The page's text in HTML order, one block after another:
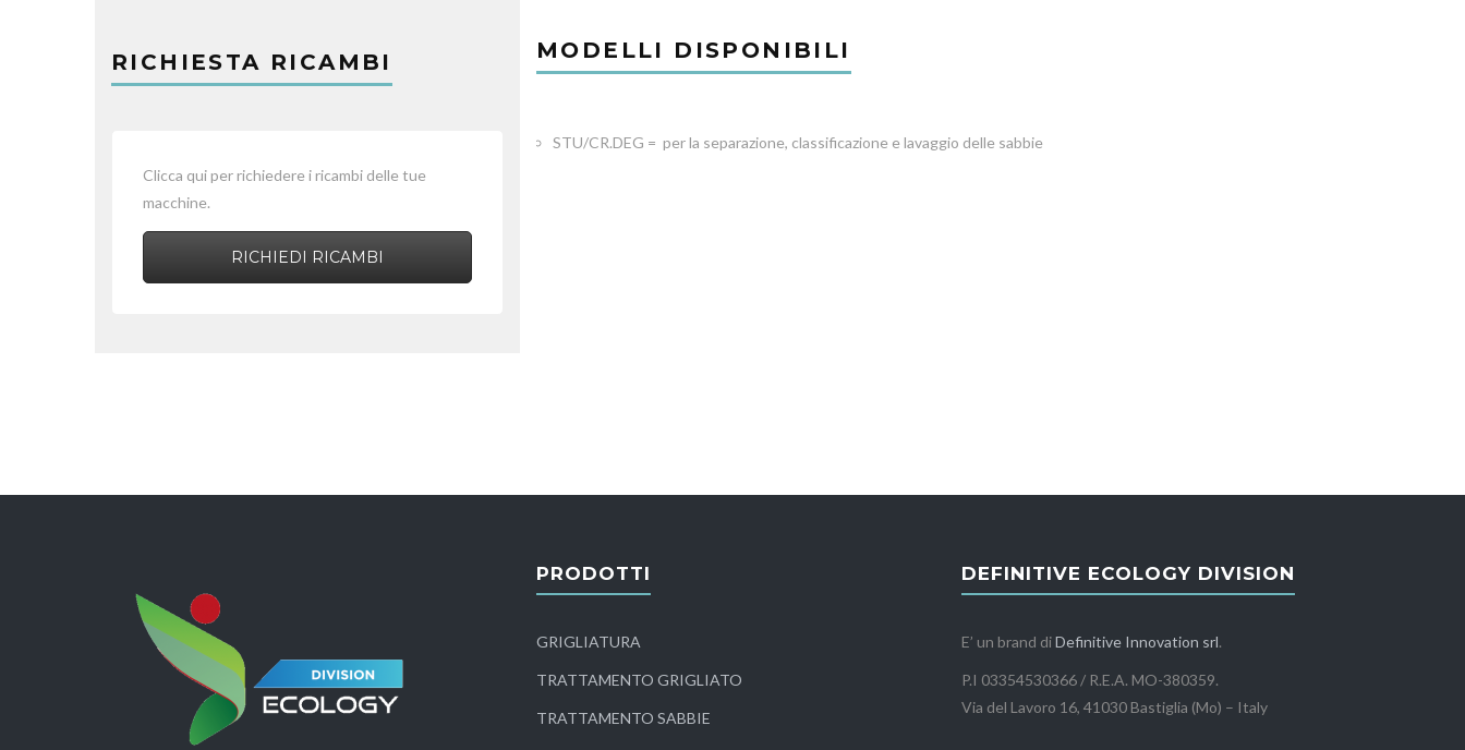
RICHIESTA RICAMBI
Clicca qui per richiedere i ricambi delle tue
macchine.
RICHIEDI RICAMBI
MODELLI DISPONIBILI
STU/CR.DEG = per la separazione, classificazione e lavaggio delle sabbie
PRODOTTI
GRIGLIATURA
TRATTAMENTO GRIGLIATO
TRATTAMENTO SABBIE
DEFINITIVE ECOLOGY DIVISION
E’ un brand diDefinitive Innovation srl.
P.I 03354530366 / R.E.A. MO-380359.
Via del Lavoro 16, 41030 Bastiglia (Mo) – Italy